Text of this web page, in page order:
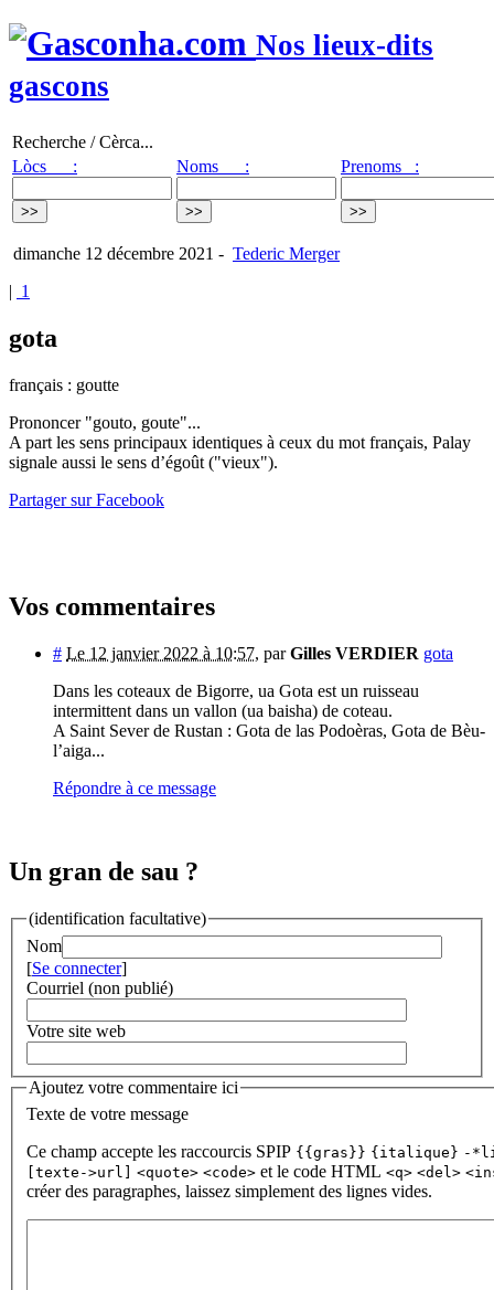
Nos lieux-dits
gascons
Recherche / Cèrca...
Lòcs :
Noms : Prenoms :
dimanche 12 décembre 2021 - Tederic Merger
| 1
gota
français : goutte
Prononcer "gouto, goute"...
A part les sens principaux identiques à ceux du mot français, Palay
signale aussi le sens d’égoût ("vieux").
Partager sur Facebook
Vos commentaires
# Le 12 janvier 2022 à 10:57, parGilles VERDIER gota
Dans les coteaux de Bigorre, ua Gota est un ruisseau
intermittent dans un vallon (ua baisha) de coteau.
A Saint Sever de Rustan : Gota de las Podoèras, Gota de Bèu-
l’aiga...
Répondre à ce message
Un gran de sau ?
(identification facultative)
Nom
[Se connecter]
Courriel (non publié)
Votre site web
Ajoutez votre commentaire ici
Texte de votre message
Ce champ accepte les raccourcis SPIP {{gras}} {italique} -
[texte->url] <quote> <code> et le code HTML <q> <del>
créer des paragraphes, laissez simplement des lignes vides.